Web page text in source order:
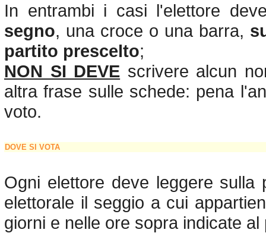
In entrambi i casi l'elettore
segno, una croce o una barra,
partito prescelto;
NON SI DEVE scrivere alcun
altra frase sulle schede: pena
voto.
DOVE SI VOTA
Ogni elettore deve leggere sulla
elettorale il seggio a cui
giorni e nelle ore sopra indicate